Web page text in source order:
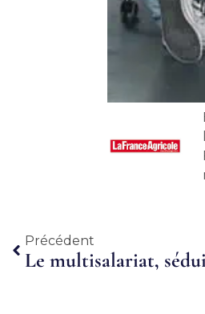
Précédent
Précédent
Le multisalariat,